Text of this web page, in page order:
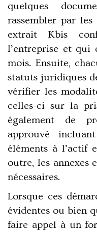
quelques
rassembler par les
extrait Kbis
l’entreprise et qui
mois. Ensuite,
statuts juridiques
vérifier les
celles-ci sur la
également de
approuvé
éléments à l’actif
outre, les annexes
nécessaires.
Lorsque ces
évidentes ou bien
faire appel à un